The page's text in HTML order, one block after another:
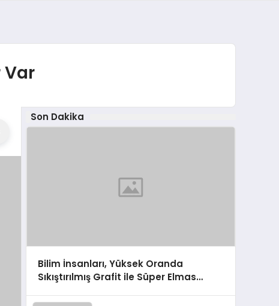
Var
Son Dakika
Bilim İnsanları, Yüksek Oranda
Sıkıştırılmış Grafit ile Süper Elmas